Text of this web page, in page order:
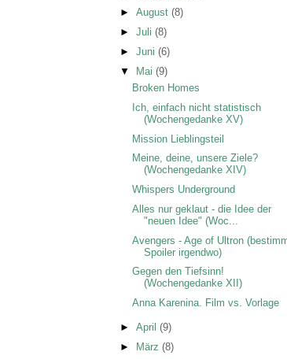
► August (8)
► Juli (8)
► Juni (6)
▼ Mai (9)
Broken Homes
Ich, einfach nicht statistisch
(Wochengedanke XV)
Mission Lieblingsteil
Meine, deine, unsere Ziele?
(Wochengedanke XIV)
Whispers Underground
Alles nur geklaut - die Idee der
"neuen Idee" (Woc...
Avengers - Age of Ultron
Spoiler irgendwo)
Gegen den Tiefsinn!
(Wochengedanke XII)
Anna Karenina. Film vs. Vorlage
► April (9)
►
März (8)